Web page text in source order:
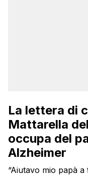
La lettera di
Mattarella
occupa del
Alzheimer
“Aiutavo mio papà